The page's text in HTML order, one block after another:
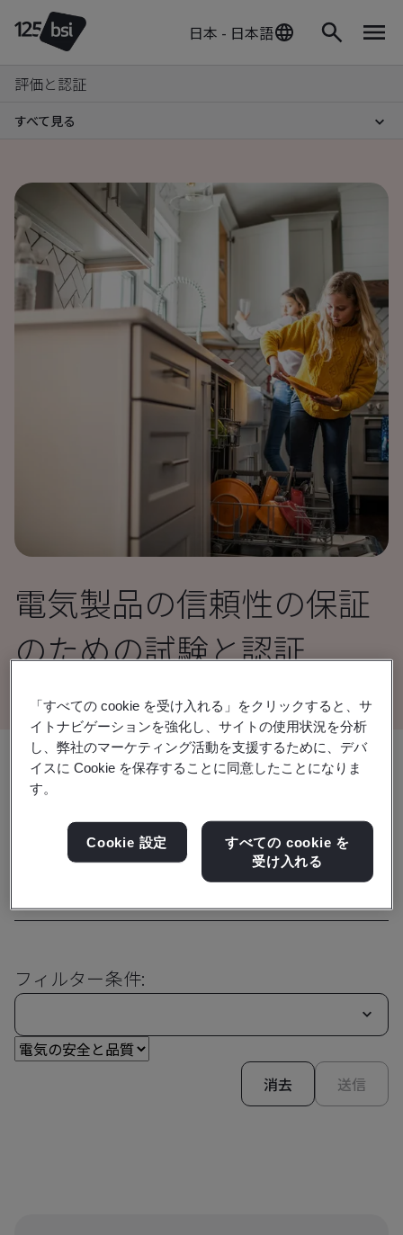
日本 - 日本語
評価と認証
すべて見る
電気製品の信頼性の保証
のための試験と認証
共有:
あなたにぴったりの認証を見つける
フィルター条件:
消去 送信
「すべての cookie を受け入れる」をクリックすると、サ
イトナビゲーションを強化し、サイトの使用状況を分析
し、弊社のマーケティング活動を支援するために、デバ
イスに Cookie を保存することに同意したことになりま
す。
Cookie 設定
すべての cookie を
受け入れる